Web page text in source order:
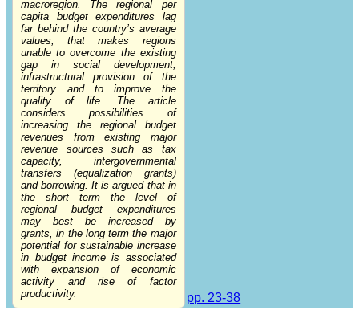
macroregion. The regional per
capita budget expenditures lag
far behind the country’s average
values, that makes regions
unable to overcome the existing
gap in social development,
infrastructural provision of the
territory and to improve the
quality of life. The article
considers possibilities of
increasing the regional budget
revenues from existing major
revenue sources such as tax
capacity, intergovernmental
transfers (equalization grants)
and borrowing. It is argued that in
the short term the level of
regional budget expenditures
may best be increased by
grants, in the long term the major
potential for sustainable increase
in budget income is associated
with expansion of economic
activity and rise of factor
productivity.
pp. 23-38